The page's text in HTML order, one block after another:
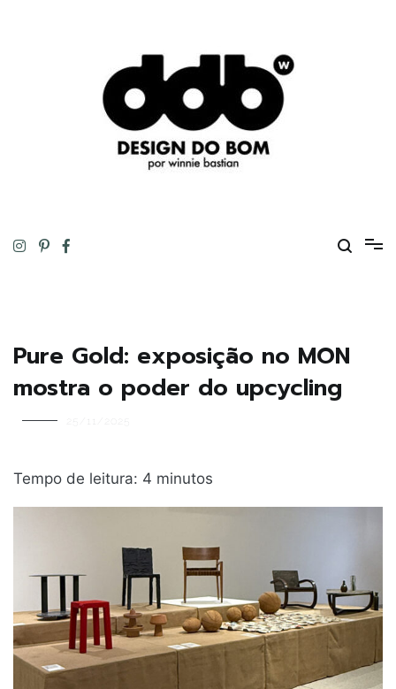
Pure Gold: exposição no MON
mostra o poder do upcycling
25/11/2025
Tempo de leitura: 4 minutos